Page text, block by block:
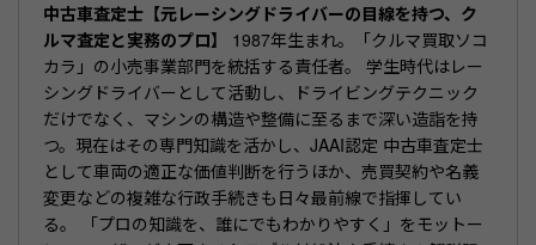
中古車査定士【元レーシングドライバーの目線を持つ、ク
ルマ査定と実務のプロ】
1987年生まれ。「クルマ買取ソコ
カラ」の小売事業部門を統括する責任者。 学生時代はレー
シングドライバーとして活動し、ドライビングテクニック
だけでなく、マシンの構造や整備に至るまで深い造詣を持
つ。現在はその専門知識を活かし、JAAI認定 中古車査定士
として車両の適正な価値判断を行うほか、売買契約や名義
変更などの複雑な行政手続きも日々最前線で指揮してい
る。 「プロの知識を、誰にでもわかりやすく」をモットー